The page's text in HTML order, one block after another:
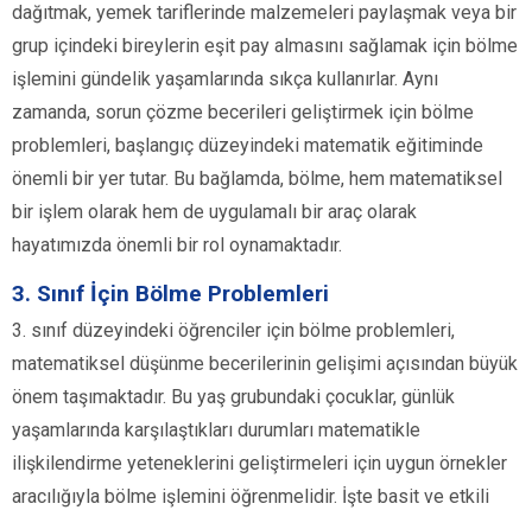
dağıtmak, yemek tariflerinde malzemeleri paylaşmak veya bir
grup içindeki bireylerin eşit pay almasını sağlamak için bölme
işlemini gündelik yaşamlarında sıkça kullanırlar. Aynı
zamanda, sorun çözme becerileri geliştirmek için bölme
problemleri, başlangıç düzeyindeki matematik eğitiminde
önemli bir yer tutar. Bu bağlamda, bölme, hem matematiksel
bir işlem olarak hem de uygulamalı bir araç olarak
hayatımızda önemli bir rol oynamaktadır.
3. Sınıf İçin Bölme Problemleri
3. sınıf düzeyindeki öğrenciler için bölme problemleri,
matematiksel düşünme becerilerinin gelişimi açısından büyük
önem taşımaktadır. Bu yaş grubundaki çocuklar, günlük
yaşamlarında karşılaştıkları durumları matematikle
ilişkilendirme yeteneklerini geliştirmeleri için uygun örnekler
aracılığıyla bölme işlemini öğrenmelidir. İşte basit ve etkili